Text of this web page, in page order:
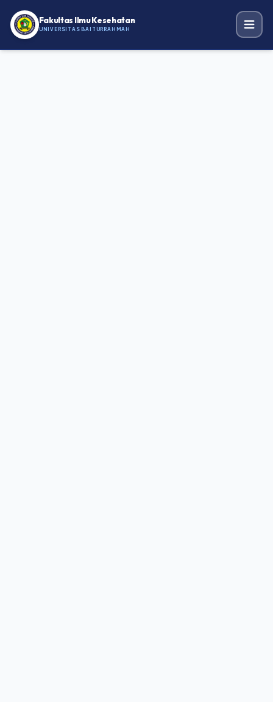
Fakultas Ilmu Kesehatan
UNIVERSITAS BAITURRAHMAH